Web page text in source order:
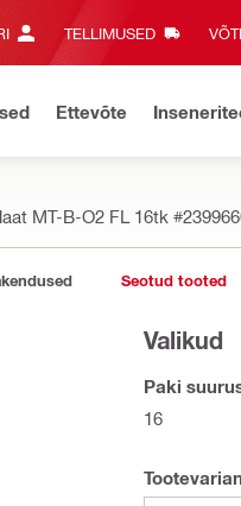
TELLIMUSED
Ettevõte
MT-B-O2 FL 16tk
Seotud tooted
Valikud
Paki
16